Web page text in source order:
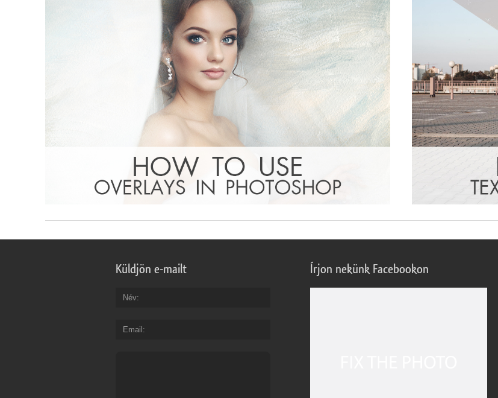
Küldjön e-mailt
Név
Email
Írjon nekünk Facebookon